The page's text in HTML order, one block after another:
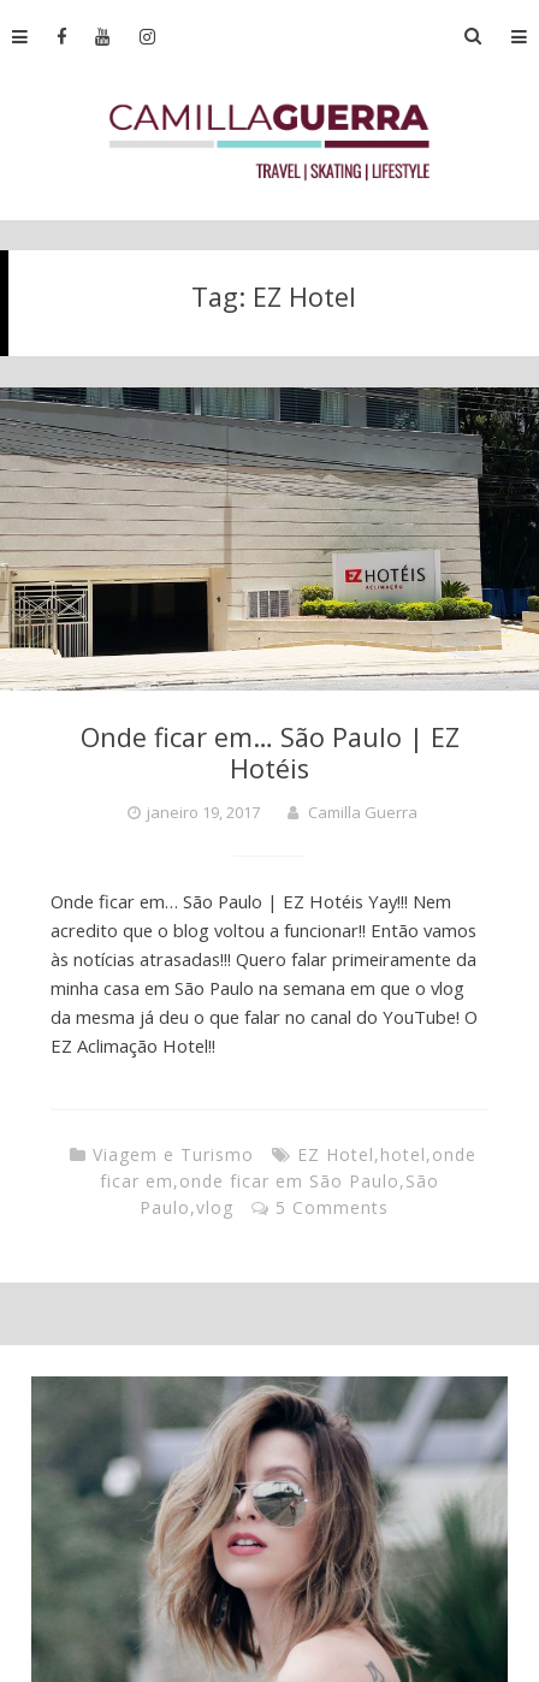
Tag: EZ Hotel
Onde ficar em… São Paulo | EZ
Hotéis
janeiro 19, 2017 Camilla Guerra
Onde ficar em… São Paulo | EZ Hotéis Yay!!! Nem
acredito que o blog voltou a funcionar!! Então vamos
às notícias atrasadas!!! Quero falar primeiramente da
minha casa em São Paulo na semana em que o vlog
da mesma já deu o que falar no canal do YouTube! O
EZ Aclimação Hotel!!
Viagem e Turismo EZ Hotel,hotel,onde
ficar em,onde ficar em São Paulo,São
Paulo,vlog 5 Comments